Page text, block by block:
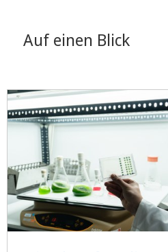
Auf einen Blick